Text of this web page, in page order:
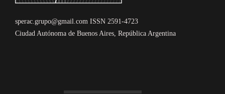
sperac.grupo@gmail.com ISSN 2591-4723
Ciudad Autónoma de Buenos Aires, República Argentina